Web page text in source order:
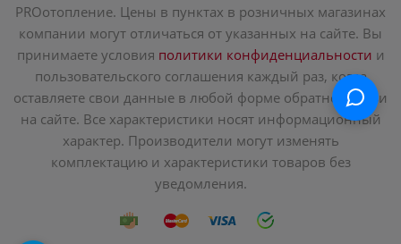
PROотопление. Цены в пунктах в розничных магазинах
компании могут отличаться от указанных на сайте. Вы
принимаете условия политики конфиденциальности и
пользовательского соглашения каждый раз, когда
оставляете свои данные в любой форме обратной связи
на сайте. Все характеристики носят информационный
характер. Производители могут изменять
комплектацию и характеристики товаров без
уведомления.